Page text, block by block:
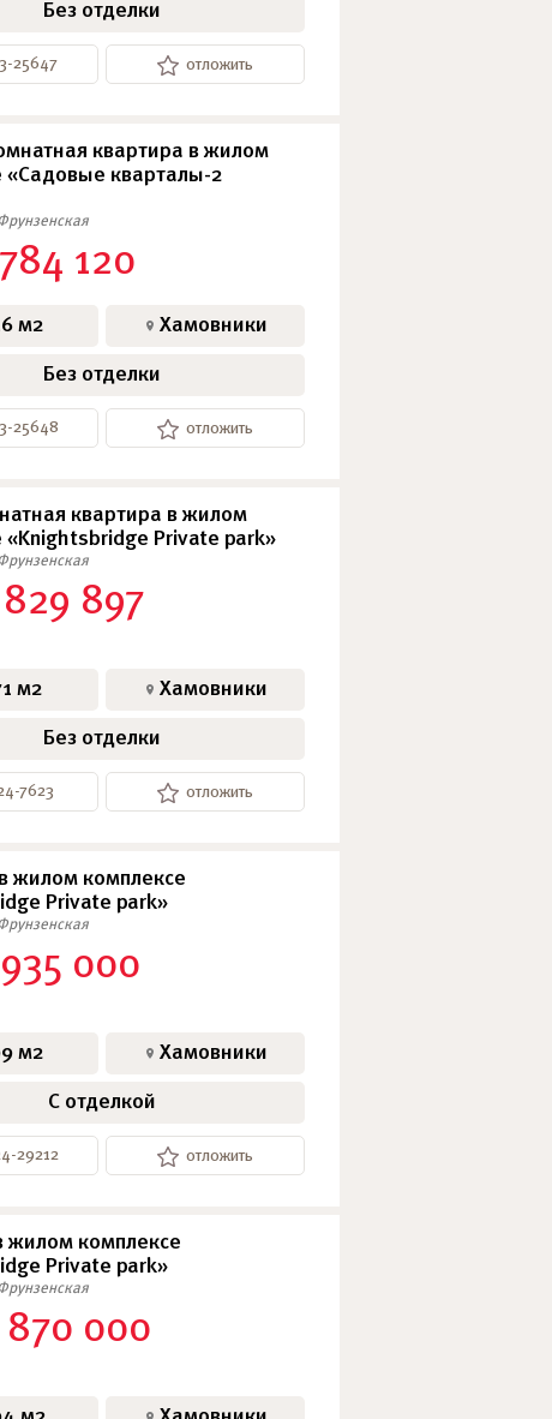
Без отделки
25647 отложить
квартира в жилом
«Садовые кварталы-2
120
м2 Хамовники
Без отделки
25648 отложить
квартира в жилом
«Knightsbridge Private park»
897
м2 Хамовники
Без отделки
7623 отложить
жилом комплексе
Private park»
000
м2 Хамовники
С отделкой
29212 отложить
жилом комплексе
Private park»
000